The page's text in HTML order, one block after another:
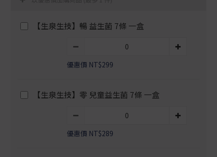
【生泉生技】暢 益生菌 7條 一盒
優惠價 NT$299
【生泉生技】零 兒童益生菌 7條 一盒
優惠價 NT$289